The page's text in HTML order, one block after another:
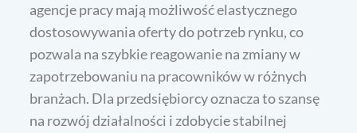
agencje pracy mają możliwość elastycznego
dostosowywania oferty do potrzeb rynku, co
pozwala na szybkie reagowanie na zmiany w
zapotrzebowaniu na pracowników w różnych
branżach. Dla przedsiębiorcy oznacza to szansę
na rozwój działalności i zdobycie stabilnej